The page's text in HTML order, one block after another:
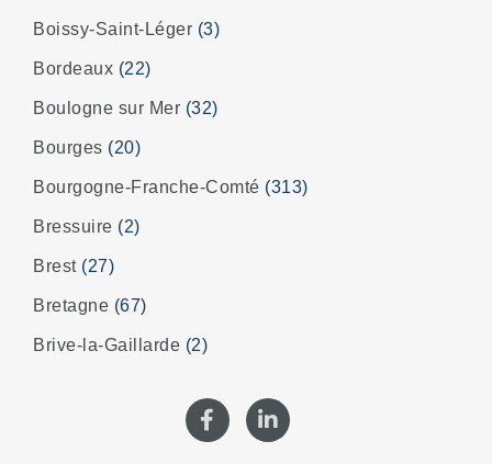
Boissy-Saint-Léger (3)
Bordeaux (22)
Boulogne sur Mer (32)
Bourges (20)
Bourgogne-Franche-Comté (313)
Bressuire (2)
Brest (27)
Bretagne (67)
Brive-la-Gaillarde (2)